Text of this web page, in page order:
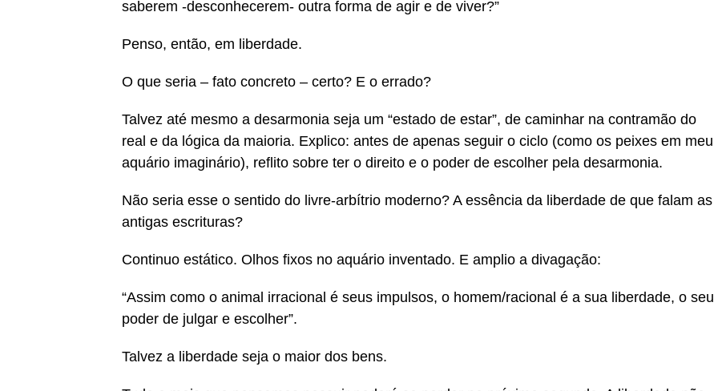
saberem -desconhecerem- outra forma de agir e de viver?”
Penso, então, em liberdade.
O que seria – fato concreto – certo? E o errado?
Talvez até mesmo a desarmonia seja um “estado de estar”, de caminhar na contramão do
real e da lógica da maioria. Explico: antes de apenas seguir o ciclo (como os peixes em meu
aquário imaginário), reflito sobre ter o direito e o poder de escolher pela desarmonia.
Não seria esse o sentido do livre-arbítrio moderno? A essência da liberdade de que falam as
antigas escrituras?
Continuo estático. Olhos fixos no aquário inventado. E amplio a divagação:
“Assim como o animal irracional é seus impulsos, o homem/racional é a sua liberdade, o seu
poder de julgar e escolher”.
Talvez a liberdade seja o maior dos bens.